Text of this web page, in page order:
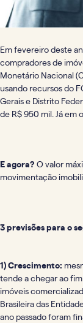
Em fevereiro deste
compradores de
Monetário Nacional
usando recursos do
Gerais e Distrito
de R$ 950 mil. Já em
E agora? O valor
movimentação
3 previsões para o
1)Crescimento:
tende a chegar ao
imóveis
Brasileira das
ano passado foram